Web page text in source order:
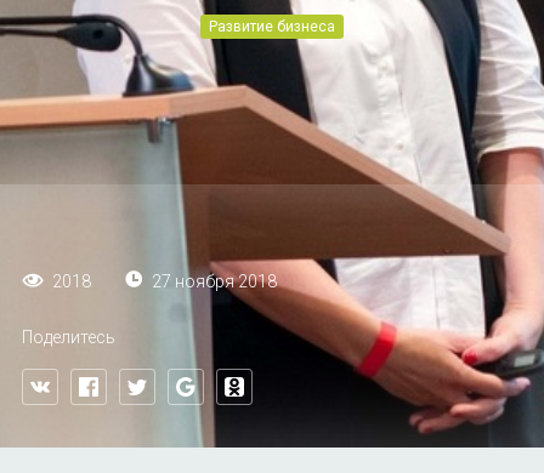
Развитие бизнеса
2018 27 ноября 2018
Поделитесь